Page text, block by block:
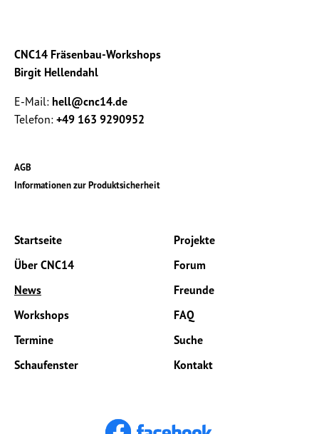
CNC14 Fräsenbau-Workshops
Birgit Hellendahl
E-Mail: hell@cnc14.de
Telefon: +49 163 9290952
AGB
Informationen zur Produktsicherheit
Startseite
Über CNC14
News
Workshops
Termine
Schaufenster
Projekte
Forum
Freunde
FAQ
Suche
Kontakt